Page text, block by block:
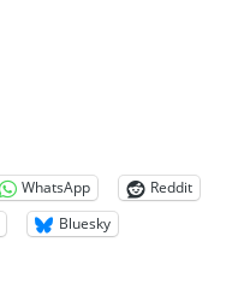
WhatsApp
Reddit
Bluesky